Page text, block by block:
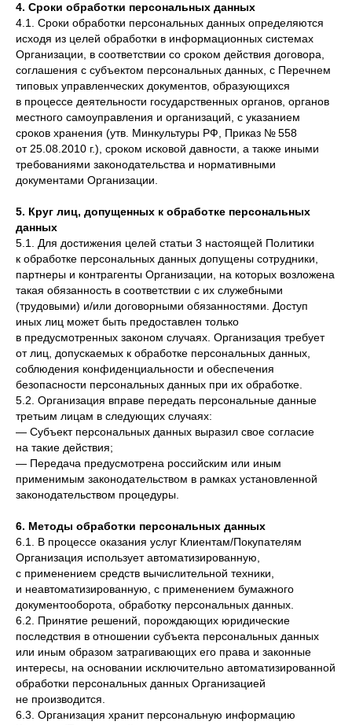
4. Сроки обработки персональных данных
4.1. Сроки обработки персональных данных определяются
исходя из целей обработки в информационных системах
Организации, в соответствии со сроком действия договора,
соглашения с субъектом персональных данных, с Перечнем
типовых управленческих документов, образующихся
в процессе деятельности государственных органов, органов
местного самоуправления и организаций, с указанием
сроков хранения (утв. Минкультуры РФ, Приказ № 558
от 25.08.2010 г.), сроком исковой давности, а также иными
требованиями законодательства и нормативными
документами Организации.
5. Круг лиц, допущенных к обработке персональных
данных
5.1. Для достижения целей статьи 3 настоящей Политики
к обработке персональных данных допущены сотрудники,
партнеры и контрагенты Организации, на которых возложена
такая обязанность в соответствии с их служебными
(трудовыми) и/или договорными обязанностями. Доступ
иных лиц может быть предоставлен только
в предусмотренных законом случаях. Организация требует
от лиц, допускаемых к обработке персональных данных,
соблюдения конфиденциальности и обеспечения
безопасности персональных данных при их обработке.
5.2. Организация вправе передать персональные данные
третьим лицам в следующих случаях:
— Субъект персональных данных выразил свое согласие
на такие действия;
— Передача предусмотрена российским или иным
применимым законодательством в рамках установленной
законодательством процедуры.
6. Методы обработки персональных данных
6.1. В процессе оказания услуг Клиентам/Покупателям
Организация использует автоматизированную,
с применением средств вычислительной техники,
и неавтоматизированную, с применением бумажного
документооборота, обработку персональных данных.
6.2. Принятие решений, порождающих юридические
последствия в отношении субъекта персональных данных
или иным образом затрагивающих его права и законные
интересы, на основании исключительно автоматизированной
обработки персональных данных Организацией
не производится.
6.3. Организация хранит персональную информацию